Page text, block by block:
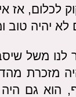
לכלום, אז
יהיה טוב
לנו משל
מזכרת
הוא גם